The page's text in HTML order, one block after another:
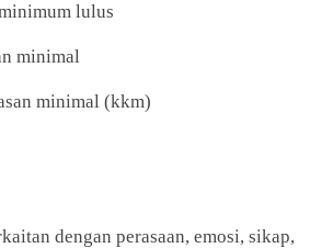
lulus
minimal
minimal (kkm)
dengan perasaan, emosi, sikap,